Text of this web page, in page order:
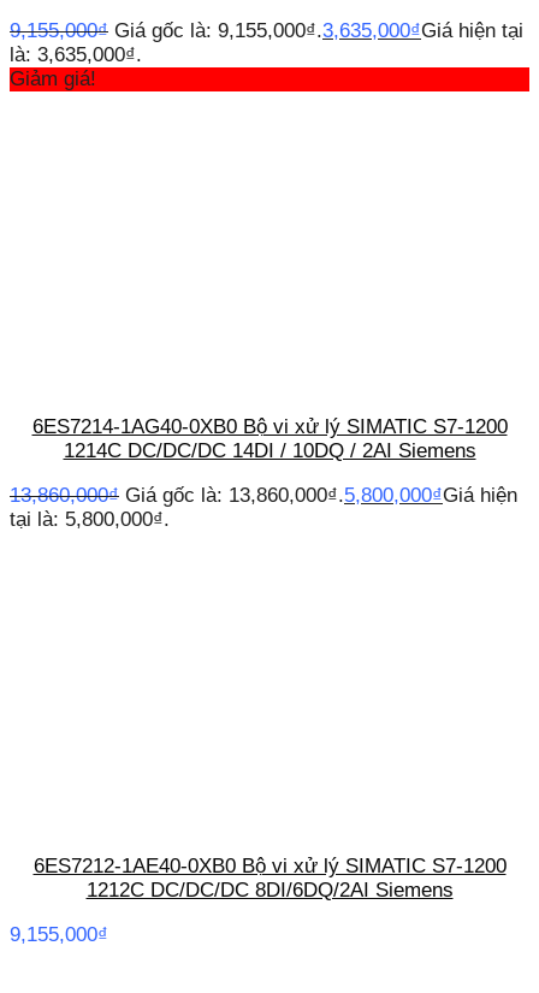
9,155,000₫ Giá gốc là: 9,155,000₫.3,635,000₫Giá hiện tại
là: 3,635,000₫.
Giảm giá!
6ES7214-1AG40-0XB0 Bộ vi xử lý SIMATIC S7-1200
1214C DC/DC/DC 14DI / 10DQ / 2AI Siemens
13,860,000₫ Giá gốc là: 13,860,000₫.5,800,000₫Giá hiện
tại là: 5,800,000₫.
6ES7212-1AE40-0XB0 Bộ vi xử lý SIMATIC S7-1200
1212C DC/DC/DC 8DI/6DQ/2AI Siemens
9,155,000₫